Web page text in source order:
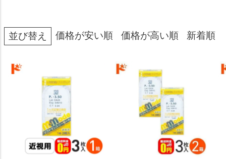
並び替え 価格が安い順 価格が高い順 新着順